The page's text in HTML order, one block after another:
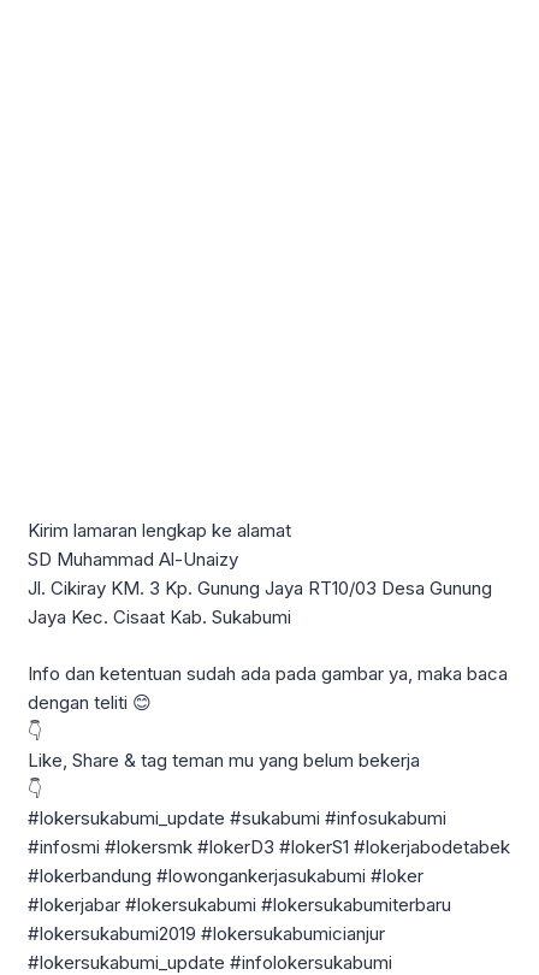
Kirim lamaran lengkap ke alamat
SD Muhammad Al-Unaizy
Jl. Cikiray KM. 3 Kp. Gunung Jaya RT10/03 Desa Gunung
Jaya Kec. Cisaat Kab. Sukabumi
Info dan ketentuan sudah ada pada gambar ya, maka baca
dengan teliti 😊
👇
Like, Share & tag teman mu yang belum bekerja
👇
#lokersukabumi_update #sukabumi #infosukabumi
#infosmi #lokersmk #lokerD3 #lokerS1 #lokerjabodetabek
#lokerbandung #lowongankerjasukabumi #loker
#lokerjabar #lokersukabumi #lokersukabumiterbaru
#lokersukabumi2019 #lokersukabumicianjur
#lokersukabumi_update #infolokersukabumi